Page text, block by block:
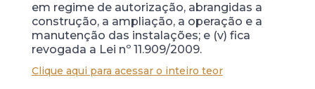
em regime de autorização, abrangidas a
construção, a ampliação, a operação e a
manutenção das instalações; e (v) fica
revogada a Lei nº 11.909/2009.
Clique aqui para acessar o inteiro teor